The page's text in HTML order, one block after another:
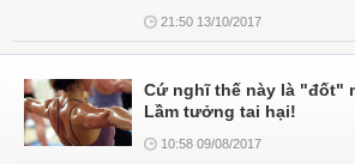
21:50 13/10/2017
Cứ nghĩ thế này là "đốt"
Lầm tưởng tai hại!
10:58 09/08/2017